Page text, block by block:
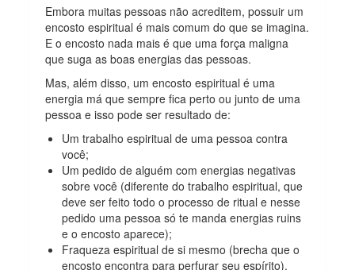
Embora muitas pessoas não acreditem, possuir um
encosto espiritual é mais comum do que se imagina.
E o encosto nada mais é que uma força maligna
que suga as boas energias das pessoas.
Mas, além disso, um encosto espiritual é uma
energia má que sempre fica perto ou junto de uma
pessoa e isso pode ser resultado de:
Um trabalho espiritual de uma pessoa contra
você;
Um pedido de alguém com energias negativas
sobre você (diferente dotrabalho espiritual, que
deve ser feito todo o processo de ritual e nesse
pedido uma pessoa só te manda energias ruins
e o encostoaparece);
Fraqueza espiritual de si mesmo (brecha que o
encosto encontra para perfurar seu espírito).